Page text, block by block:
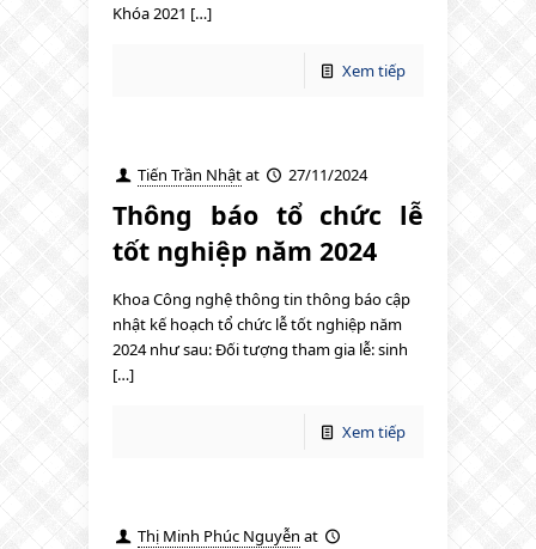
Khóa 2021 […]
Xem tiếp
Tiến Trần Nhậtat 27/11/2024
Thông báo tổ chức lễ
tốt nghiệp năm 2024
Khoa Công nghệ thông tin thông báo cập
nhật kế hoạch tổ chức lễ tốt nghiệp năm
2024 như sau: Đối tượng tham gia lễ: sinh
[…]
Xem tiếp
Thị Minh Phúc Nguyễn at